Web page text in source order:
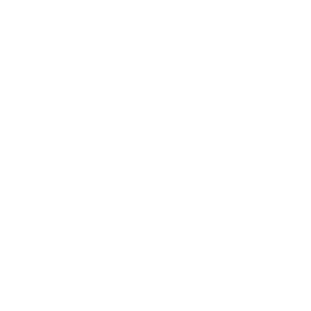
Rechthoek, Kleur: Veel kleurig, Maat: XS
Appel, Kleur: Veel kleurig, Maat: S